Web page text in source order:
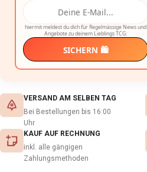
hiermit meldest du dich für Regelmässige News und
Angebote zu deinem Lieblings TCG:
SICHERN 🛍️
VERSAND AM SELBEN TAG
Bei Bestellungen bis 16:00
Uhr
KAUF AUF RECHNUNG
inkl. alle gängigen
Zahlungsmethoden